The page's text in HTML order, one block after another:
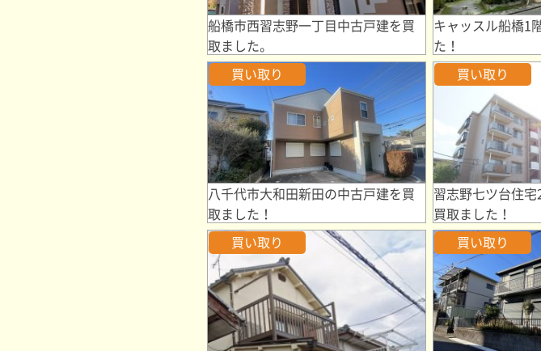
船橋市西習志野一丁目中古戸建を買
取ました。
キャッスル船橋1
た！
買い取り
八千代市大和田新田の中古戸建を買
取ました！
買い取り
習志野七ツ台住
買取ました！
買い取り
買い取り